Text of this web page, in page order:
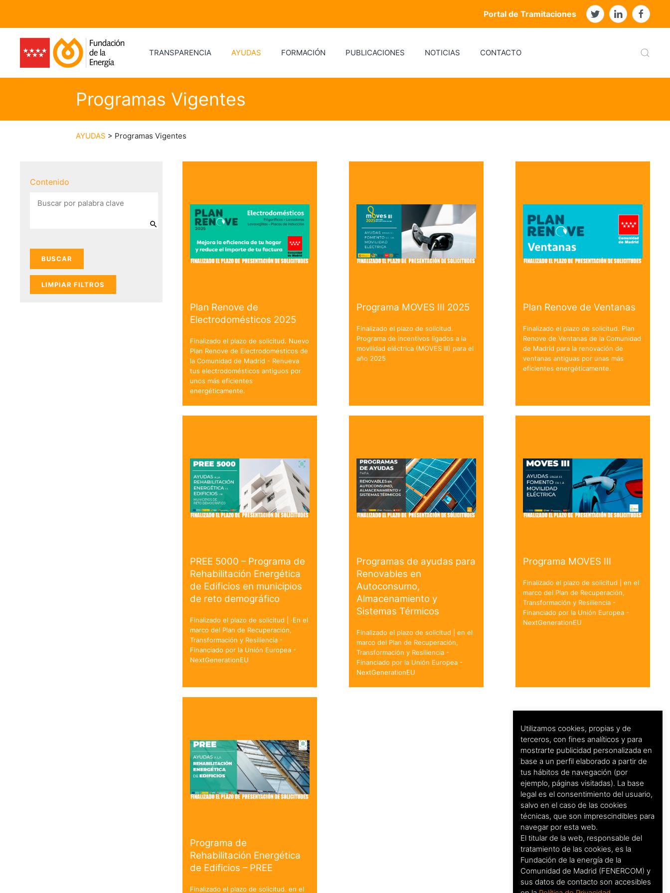
Portal de Tramitaciones
TRANSPARENCIA AYUDAS FORMACIÓN PUBLICACIONES NOTICIAS CONTACTO
Programas Vigentes
AYUDAS > Programas Vigentes
Contenido
LIMPIAR FILTROS
Plan Renove de
Electrodomésticos 2025
Finalizado el plazo de solicitud. Nuevo
Plan Renove de Electrodomésticos de
la Comunidad de Madrid - Renueva
tus electrodomésticos antiguos por
unos más eficientes
energéticamente.
Programa MOVES III 2025
Finalizado el plazo de solicitud.
Programa de incentivos ligados a la
movilidad eléctrica (MOVES III) para el
año 2025
Plan Renove de Ventanas
Finalizado el plazo de solicitud. Plan
Renove de Ventanas de la Comunidad
de Madrid para la renovación de
ventanas antiguas por unas más
eficientes energéticamente.
PREE 5000 – Programa de
Rehabilitación Energética
de Edificios en municipios
de reto demográfico
Finalizado el plazo de solicitud | ·En el
marco del Plan de Recuperación,
Transformación y Resiliencia -
Financiado por la Unión Europea -
NextGenerationEU
Programas de ayudas para
Renovables en
Autoconsumo,
Almacenamiento y
Sistemas Térmicos
Finalizado el plazo de solicitud | en el
marco del Plan de Recuperación,
Transformación y Resiliencia -
Financiado por la Unión Europea -
NextGenerationEU
Programa MOVES III
Finalizado el plazo de solicitud | en el
marco del Plan de Recuperación,
Transformación y Resiliencia -
Financiado por la Unión Europea -
NextGenerationEU
Programa de
Rehabilitación Energética
de Edificios – PREE
Finalizado el plazo de solicitud. en el
Utilizamos cookies, propias y de
terceros, con fines analíticos y para
mostrarte publicidad personalizada en
base a un perfil elaborado a partir de
tus hábitos de navegación (por
ejemplo, páginas visitadas). La base
legal es el consentimiento del usuario,
salvo en el caso de las cookies
técnicas, que son imprescindibles para
navegar por esta web.
El titular de la web, responsable del
tratamiento de las cookies, es la
Fundación de la energía de la
Comunidad de Madrid (FENERCOM) y
sus datos de contacto son accesibles